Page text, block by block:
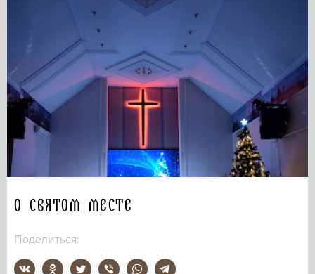
О святом месте
Поделиться: